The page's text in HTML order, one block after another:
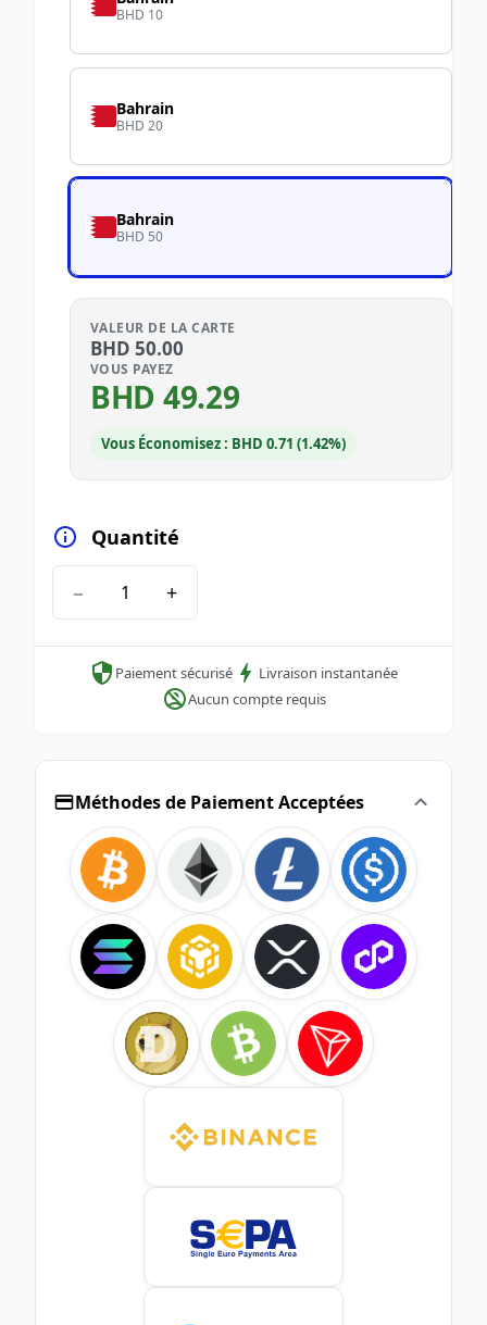
BHD 10
Bahrain
BHD 20
Bahrain
BHD 50
VALEUR DE LA CARTE
BHD 50.00
VOUS PAYEZ
BHD 49.29
Vous Économisez : BHD 0.71 (1.42%)
Quantité
− +
Paiement sécurisé
Livraison instantanée
Aucun compte requis
Méthodes de Paiement Acceptées